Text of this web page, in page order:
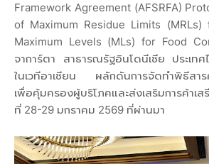
Framework Agreement (AFSRFA)
of Maximum Residue Limits
Maximum Levels (MLs) for Food
จาการ์ตา สาธารณรัฐอินโดนีเซีย ประเท
ในเวทีอาเซียน ผลักดันการจัดทำพิธีสาร
เพื่อคุ้มครองผู้บริโภคและส่งเสริมการค้าเส
ที่ 28-29 มกราคม 2569 ที่ผ่านมา